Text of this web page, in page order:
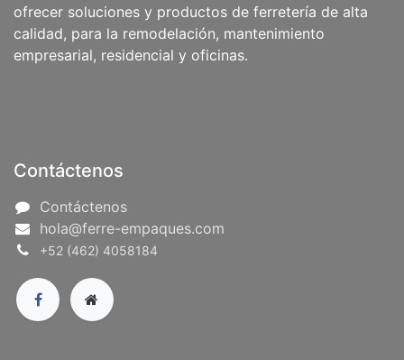
ofrecer soluciones y productos de ferretería de alta
calidad, para la remodelación, mantenimiento
empresarial, residencial y oficinas.
Contáctenos
Contáctenos
hola@ferre-empaques.com
+52 (462) 4058184